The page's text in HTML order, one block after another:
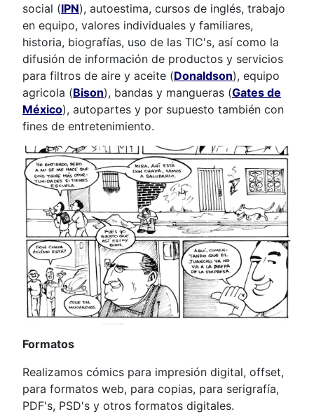
social (IPN), autoestima, cursos de inglés, trabajo
en equipo, valores individuales y familiares,
historia, biografías, uso de las TIC's, así como la
difusión de información de productos y servicios
para filtros de aire y aceite (Donaldson), equipo
agricola (Bison), bandas y mangueras (Gates de
México), autopartes y por supuesto también con
fines de entretenimiento.
Formatos
Realizamos cómics para impresión digital, offset,
para formatos web, para copias, para serigrafía,
PDF's, PSD's y otros formatos digitales.